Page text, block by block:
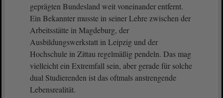
geprägten Bundesland weit voneinander entfernt.
Ein Bekannter musste in seiner Lehre zwischen der
Arbeitsstätte in Magdeburg, der
Ausbildungswerkstatt in Leipzig und der
Hochschule in Zittau regelmäßig pendeln. Das mag
vielleicht ein Extremfall sein, aber gerade für solche
dual Studierenden ist das oftmals anstrengende
Lebensrealität.